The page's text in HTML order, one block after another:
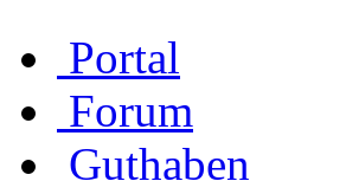
Portal
Forum
Guthaben